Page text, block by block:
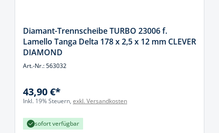
Diamant-Trennscheibe TURBO 23006 f.
Lamello Tanga Delta 178 x 2,5 x 12 mm CLEVER
DIAMOND
Art.-Nr.: 563032
43,90 €*
Inkl. 19% Steuern, exkl. Versandkosten
sofort verfügbar